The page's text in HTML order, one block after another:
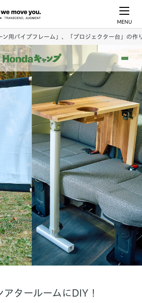
MENU
ン用パイプフレーム」、「プロジェクター台」の作
タールームにDIY！